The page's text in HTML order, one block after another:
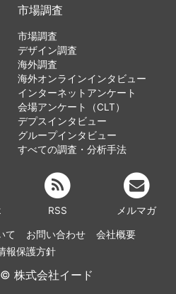
市場調査
市場調査
デザイン調査
海外調査
海外オンラインインタビュー
インターネットアンケート
会場アンケート（CLT）
デプスインタビュー
グループインタビュー
すべての調査・分析手法
RSS メルマガ
て お問い合わせ
会社概要
報保護方針
株式会社イード